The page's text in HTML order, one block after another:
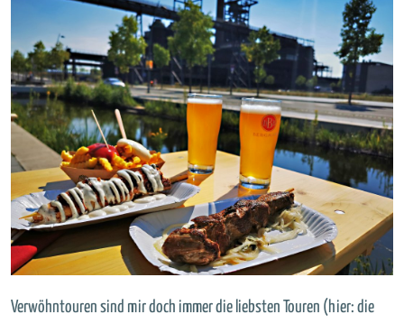
Verwöhntouren sind mir doch immer die liebsten Touren (hier: die